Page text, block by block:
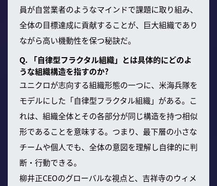
員が自営業者のようなマインドで課題に取り組み、
全体の目標達成に貢献することが、巨大組織であり
ながら高い機動性を保つ秘訣だ。
Q. 「自律型フラクタル組織」とは具体的にどのよ
うな組織構造を指すのか?
ユニクロが志向する組織形態の一つに、米海兵隊を
モデルにした「自律型フラクタル組織」がある。こ
れは、組織全体とその各部分が同じ構造を持つ相似
形であることを意味する。つまり、最下層の小さな
チームや個人でも、全体の意図を理解し自律的に判
断・行動できる。
柳井正CEOのグローバルな視点と、吉祥寺のウィメ